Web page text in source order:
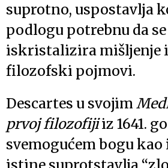
suprotno, uspostavlja
podlogu potrebnu da
iskristalizira mišljenje
filozofski pojmovi.
Descartes u svojim
prvoj filozofijiiz 1641.
svemogućem bogu